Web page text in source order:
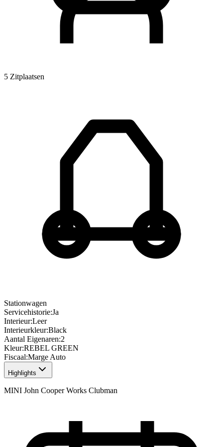
5 Zitplaatsen
Stationwagen
Servicehistorie:Ja
Interieur:Leer
Interieurkleur:Black
Aantal Eigenaren:2
Kleur:REBEL GREEN
Fiscaal:Marge Auto
Highlights
MINI John Cooper Works Clubman